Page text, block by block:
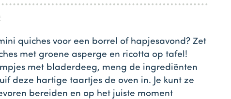
quiches voor een borrel of hapjesavond? Zet
met groene asperge en ricotta op tafel!
met bladerdeeg, meng de ingrediënten
deze hartige taartjes de oven in. Je kunt ze
bereiden en op het juiste moment